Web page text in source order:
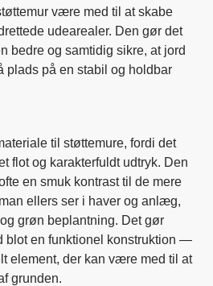
være med til at skabe
udearealer. Den gør det
bedre og samtidig sikre, at jord
på en stabil og holdbar
til støttemure, fordi det
flot og karakterfuldt udtryk. Den
en smuk kontrast til de mere
ellers ser i haver og anlæg,
grøn beplantning. Det gør
blot en funktionel konstruktion —
element, der kan være med til at
grunden.